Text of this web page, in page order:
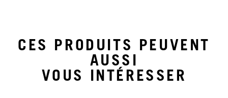
CES PRODUITS PEUVENT
AUSSI
VOUS INTÉRESSER